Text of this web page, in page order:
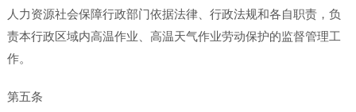
人力资源社会保障行政部门依据法律、行政法规和各自职责，负
责本行政区域内高温作业、高温天气作业劳动保护的监督管理工
作。
第五条